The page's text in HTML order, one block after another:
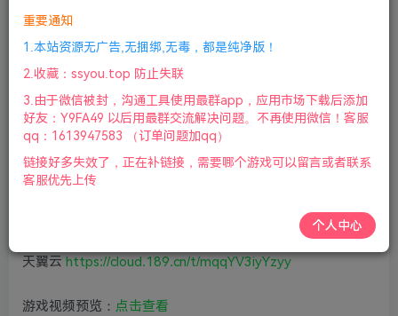
①下载安装教程
库下载 ④ DX修复下载
版本介绍：v1.9.2|容量14GB|官方简体中文|+修改器|2024年
11月15号更新
激活码 256332
度盘
https://pan.baidu.com/s/1LXRRLQnyWYPDl4oVpkcdLA
天翼云https://cloud.189.cn/t/mqqYV3iyYzyy
游戏视频预览： 点击查看
重要通知
1.本站资源无广告,无捆绑,无毒，都是纯净版！
2.收藏：ssyou.top 防止失联
3.由于微信被封，沟通工具使用最群app，应用市场下载后添加
好友：Y9FA49 以后用最群交流解决问题。不再使用微信！客服
qq：1613947583 （订单问题加qq）
链接好多失效了，正在补链接，需要哪个游戏可以留言或者联系
客服优先上传
个人中心